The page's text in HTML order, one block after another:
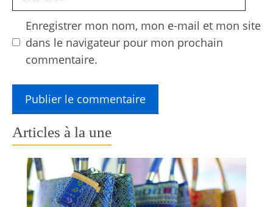
Enregistrer mon nom, mon e-mail et mon site
dans le navigateur pour mon prochain
commentaire.
Articles à la une